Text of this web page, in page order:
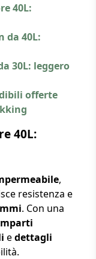
40L:
da 40L:
30L: leggero
offerte
40L:
,
resistenza e
. Con una
edettagli